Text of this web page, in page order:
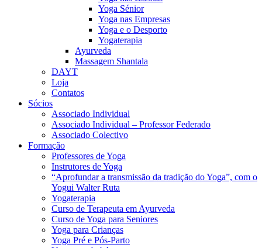
Yoga Sénior
Yoga nas Empresas
Yoga e o Desporto
Yogaterapia
Ayurveda
Massagem Shantala
DAYT
Loja
Contatos
Sócios
Associado Individual
Associado Individual – Professor Federado
Associado Colectivo
Formação
Professores de Yoga
Instrutores de Yoga
“Aprofundar a transmissão da tradição do Yoga”, com o
Yogui Walter Ruta
Yogaterapia
Curso de Terapeuta em Ayurveda
Curso de Yoga para Seniores
Yoga para Crianças
Yoga Pré e Pós-Parto